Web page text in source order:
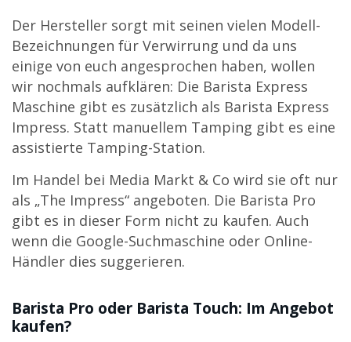
Der Hersteller sorgt mit seinen vielen Modell-
Bezeichnungen für Verwirrung und da uns
einige von euch angesprochen haben, wollen
wir nochmals aufklären: Die Barista Express
Maschine gibt es zusätzlich als Barista Express
Impress. Statt manuellem Tamping gibt es eine
assistierte Tamping-Station.
Im Handel bei Media Markt & Co wird sie oft nur
als „The Impress“ angeboten. Die Barista Pro
gibt es in dieser Form nicht zu kaufen. Auch
wenn die Google-Suchmaschine oder Online-
Händler dies suggerieren.
Barista Pro oder Barista Touch: Im Angebot
kaufen?